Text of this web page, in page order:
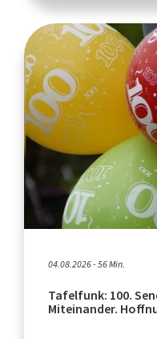
04.08.2026 - 56 Min.
Tafelfunk: 100.
Miteinander.